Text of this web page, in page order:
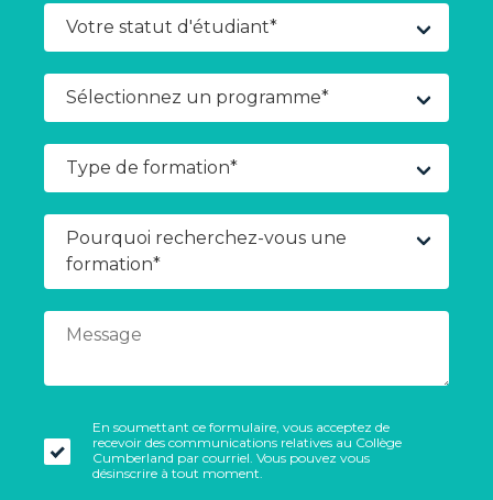
En soumettant ce formulaire, vous acceptez de
recevoir des communications relatives au Collège
Cumberland par courriel. Vous pouvez vous
désinscrire à tout moment.